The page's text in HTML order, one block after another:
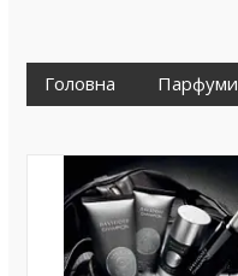
Головна Парфуми